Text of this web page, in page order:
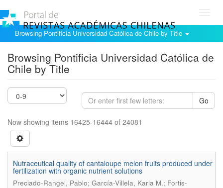
Browsing Pontificia Universidad Católica de Chile by Title
Browsing Pontificia Universidad Católica de
Chile by Title
Go
Now showing items 16425-16444 of 24081
Nutraceutical quality of cantaloupe melon fruits produced under
fertilization with organic nutrient solutions
Preciado-Rangel, Pablo; García-Villela, Karla M.; Fortis-